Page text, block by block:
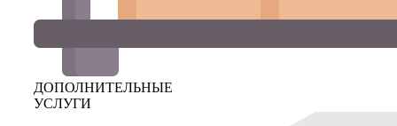
ДОПОЛНИТЕЛЬНЫЕ
УСЛУГИ